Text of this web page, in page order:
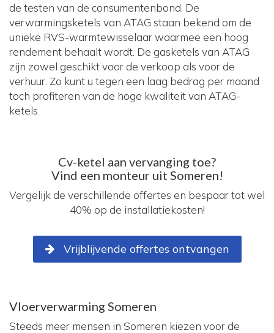
de testen van de consumentenbond. De
verwarmingsketels van ATAG staan bekend om de
unieke RVS-warmtewisselaar waarmee een hoog
rendement behaalt wordt. De gasketels van ATAG
zijn zowel geschikt voor de verkoop als voor de
verhuur. Zo kunt u tegen een laag bedrag per maand
toch profiteren van de hoge kwaliteit van ATAG-
ketels.
Cv-ketel aan vervanging toe?
Vind een monteur uit Someren!
Vergelijk de verschillende offertes en bespaar tot wel
40% op de installatiekosten!
Vrijblijvende offertes ontvangen
Vloerverwarming Someren
Steeds meer mensen in Someren kiezen voor de